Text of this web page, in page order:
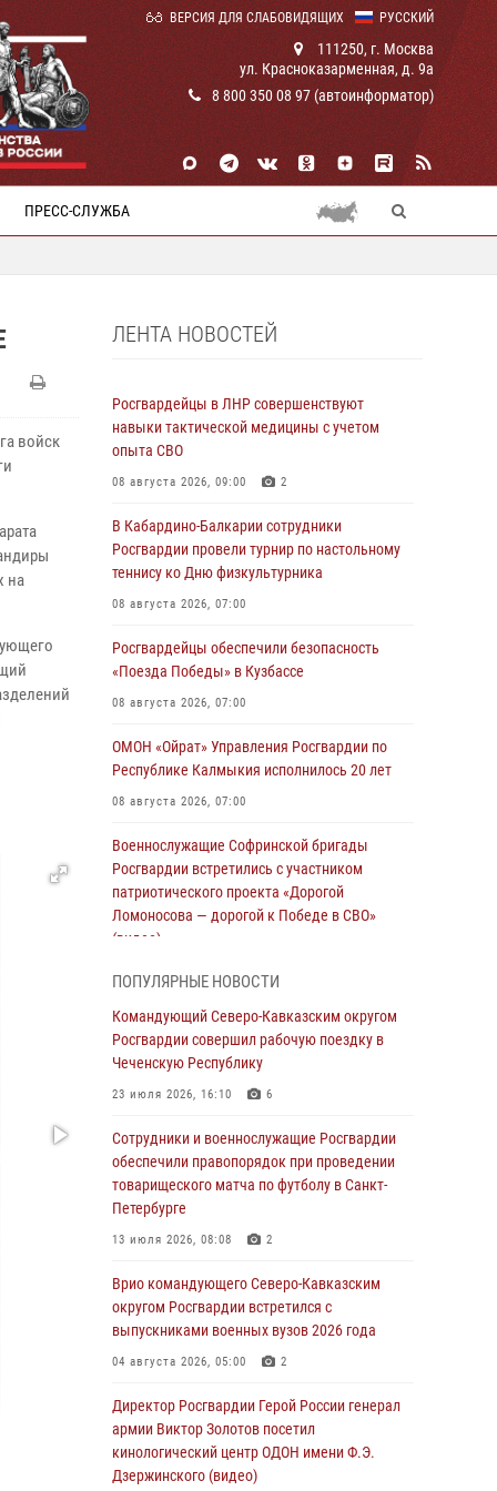
РУССКИЙ
ВЕРСИЯ ДЛЯ СЛАБОВИДЯЩИХ
111250, г. Москва
ул. Красноказарменная, д. 9а
8 800 350 08 97 (автоинформатор)
ПРЕСС-СЛУЖБА
войск
на
ЛЕНТА НОВОСТЕЙ
Росгвардейцы в ЛНР совершенствуют
навыки тактической медицины с учетом
опыта СВО
08 августа 2026, 09:00 2
В Кабардино-Балкарии сотрудники
Росгвардии провели турнир по настольному
теннису ко Дню физкультурника
08 августа 2026, 07:00
Росгвардейцы обеспечили безопасность
«Поезда Победы» в Кузбассе
08 августа 2026, 07:00
ОМОН «Ойрат» Управления Росгвардии по
Республике Калмыкия исполнилось 20 лет
08 августа 2026, 07:00
Военнослужащие Софринской бригады
Росгвардии встретились с участником
патриотического проекта «Дорогой
Ломоносова — дорогой к Победе в СВО»
(видео)
В Москве росгвардейцы оказали помощь
медикам и девушке с ограниченными
возможностями здоровья (видео)
08 августа 2026, 06:32
Спецназ Росгвардии в Марий Эл почтил
память товарища на тактическом турнире
(видео)
08 августа 2026, 06:15
Росгвардии отметили турнирами, мастер-
классами и легкоатлетическими забегами
08 августа 2026, 06:03 9
приступили к новому курсу подготовки на
Урале
08 августа 2026, 05:00 3
ПОПУЛЯРНЫЕ НОВОСТИ
Командующий Северо-Кавказским округом
Росгвардии совершил рабочую поездку в
Чеченскую Республику
23 июля 2026, 16:10 6
Сотрудники и военнослужащие Росгвардии
обеспечили правопорядок при проведении
товарищеского матча по футболу в Санкт-
Петербурге
13 июля 2026, 08:08 2
Врио командующего Северо-Кавказским
округом Росгвардии встретился с
выпускниками военных вузов 2026 года
04 августа 2026, 05:00 2
Директор Росгвардии Герой России генерал
армии Виктор Золотов посетил
кинологический центр ОДОН имени Ф.Э.
Дзержинского (видео)